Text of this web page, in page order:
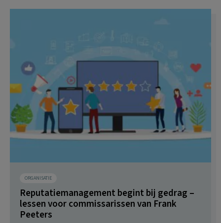
ORGANISATIE
Reputatiemanagement begint bij gedrag –
lessen voor commissarissen van Frank
Peeters